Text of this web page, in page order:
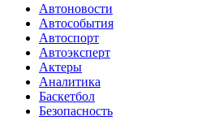
Автоновости
Автособытия
Автоспорт
Автоэксперт
Актеры
Аналитика
Баскетбол
Безопасность